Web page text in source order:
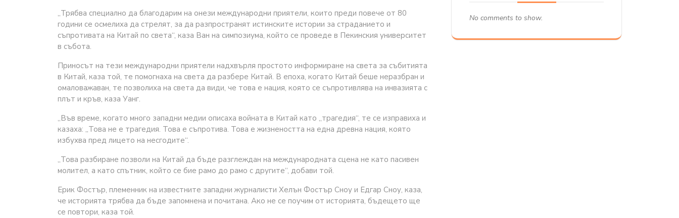
„Трябва специално да благодарим на онези международни приятели, които преди повече от 80
години се осмелиха да стрелят, за да разпространят истинските истории за страданието и
съпротивата на Китай по света“, каза Ван на симпозиума, който се проведе в Пекинския университет
в събота.
Приносът на тези международни приятели надхвърля простото информиране на света за събитията
в Китай, каза той, те помогнаха на света да разбере Китай. В епоха, когато Китай беше неразбран и
омаловажаван, те позволиха на света да види, че това е нация, която се съпротивлява на инвазията с
плът и кръв, каза Уанг.
„Във време, когато много западни медии описаха войната в Китай като „трагедия“, те се изправиха и
казаха: „Това не е трагедия. Това е съпротива. Това е жизнеността на една древна нация, която
избухва пред лицето на несгодите“.
„Това разбиране позволи на Китай да бъде разглеждан на международната сцена не като пасивен
молител, а като спътник, който се бие рамо до рамо с другите“, добави той.
Ерик Фостър, племенник на известните западни журналисти Хелън Фостър Сноу и Едгар Сноу, каза,
че историята трябва да бъде запомнена и почитана. Ако не се поучим от историята, бъдещето ще
се повтори, каза той.
No comments to show.